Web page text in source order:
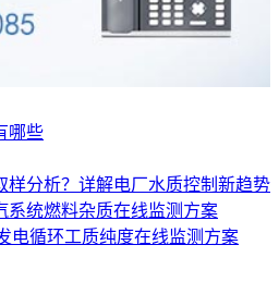
哪些
样分析？详解电厂水质控制新趋势
系统燃料杂质在线监测方案
电循环工质纯度在线监测方案